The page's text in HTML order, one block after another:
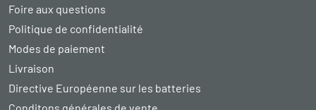
Foire aux questions
Politique de confidentialité
Modes de paiement
Livraison
Directive Européenne sur les batteries